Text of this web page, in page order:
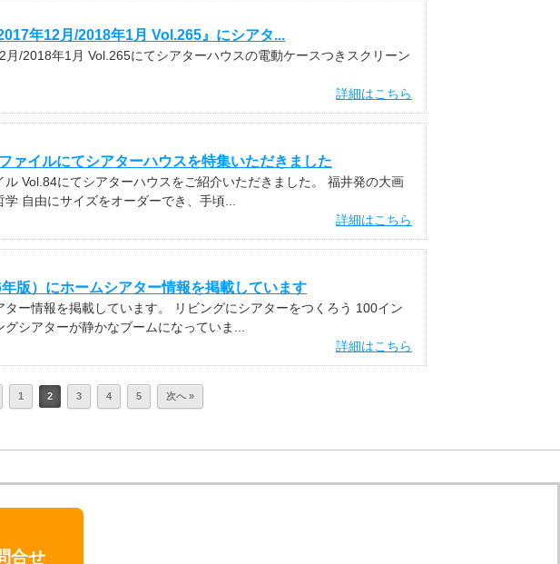
年12月/2018年1月 Vol.265』にシアタ...
/2018年1月 Vol.265にてシアターハウスの電動ケースつきスクリーン
詳細はこちら
ァイルにてシアターハウスを特集いただきました
Vol.84にてシアターハウスをご紹介いただきました。 福井発の大画
自由にサイズをオーダーでき、手頃...
詳細はこちら
版）にホームシアター情報を掲載しています
ー情報を掲載しています。 リビングにシアターをつくろう 100イン
シアターが静かなブームになっていま...
詳細はこちら
1 2 3 4 5 次へ »
合せ